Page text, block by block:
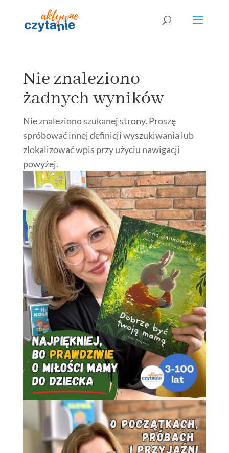
Nie znaleziono
żadnych wyników
Nie znaleziono szukanej strony. Proszę
spróbować innej definicji wyszukiwania lub
zlokalizować wpis przy użyciu nawigacji
powyżej.